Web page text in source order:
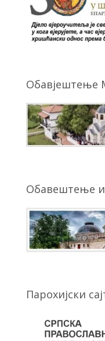
Обавештење
Парохијски